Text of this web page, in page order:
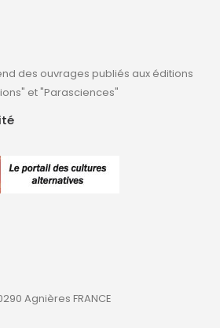
des ouvrages publiés aux éditions
et "Parasciences"
Agnières FRANCE